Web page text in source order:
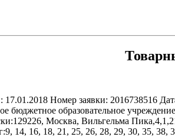
17.01.2018 Номер заявки: 2016738516
бюджетное образовательное
129226, Москва, Вильгельма
9, 14, 16, 18, 21, 25, 26, 28, 29, 30, 35, 38,